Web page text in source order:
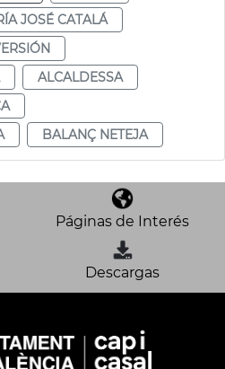
JOSÉ CATALÁ
ALCALDESSA
BALANÇ NETEJA
Páginas de Interés
Descargas